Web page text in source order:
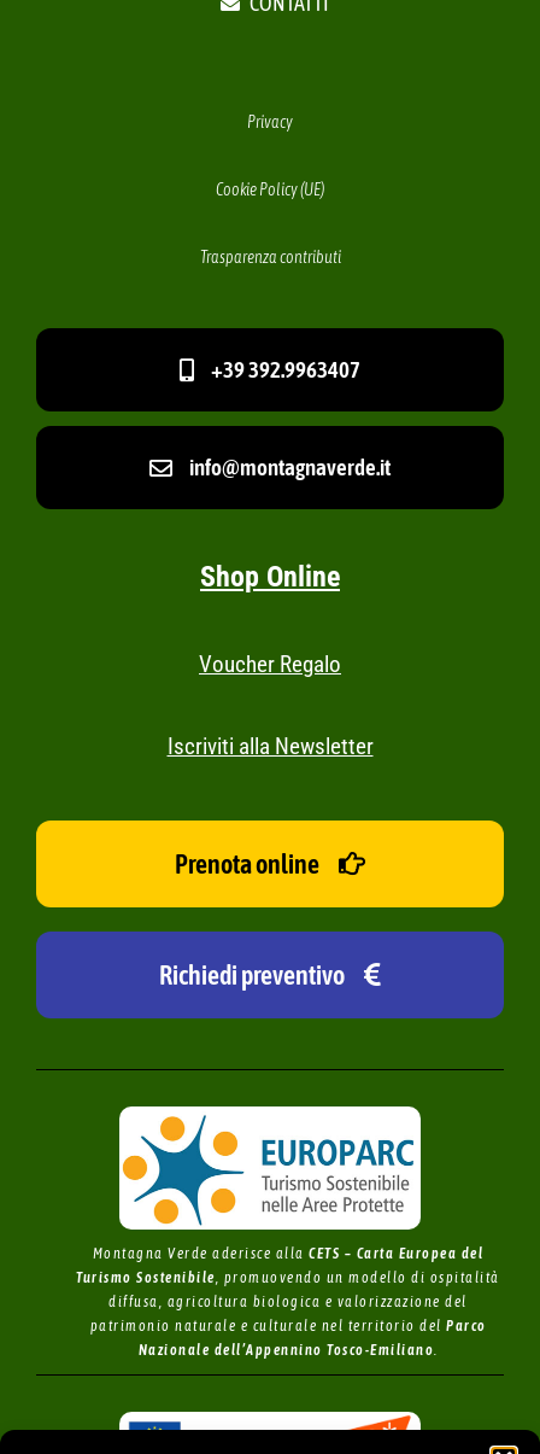
Privacy
Cookie Policy (UE)
Trasparenza contributi
+39 392.9963407
info@montagnaverde.it
Shop Online
Voucher Regalo
Iscriviti alla Newsletter
Prenota online
Richiedi preventivo
Montagna Verde aderisce allaCETS – Carta Europea del
Turismo Sostenibile, promuovendo un modello di ospitalità
diffusa, agricoltura biologica e valorizzazione del
patrimonio naturale e culturale nel territorio del Parco
Nazionale dell’Appennino Tosco-Emiliano.